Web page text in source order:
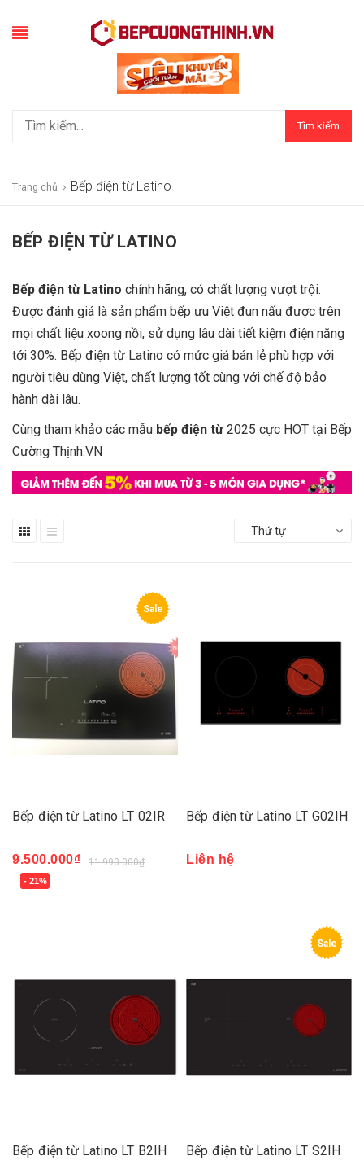
Tìm kiếm
Trang chủ Bếp điện từ Latino
BẾP ĐIỆN TỪ LATINO
Bếp điện từ Latino chính hãng, có chất lượng vượt trội.
Được đánh giá là sản phẩm bếp ưu Việt đun nấu được trên
mọi chất liệu xoong nồi, sử dụng lâu dài tiết kiệm điện năng
tới 30%. Bếp điện từ Latino có mức giá bán lẻ phù hợp với
người tiêu dùng Việt, chất lượng tốt cùng với chế độ bảo
hành dài lâu.
Cùng tham khảo các mẫu bếp điện từ2025 cực HOT tại Bếp
Cường Thịnh.VN
Thứ tự
Sale
Bếp điện từ Latino LT 02IR
9.500.000₫ 11.990.000₫
- 21%
Bếp điện từ Latino LT G02IH
Liên hệ
Bếp điện từ Latino LT B2IH
Sale
Bếp điện từ Latino LT S2IH